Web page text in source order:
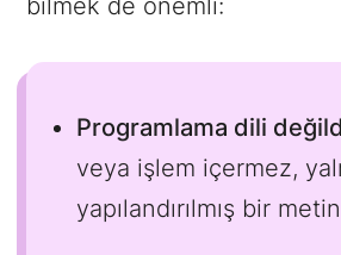
bilmek de önemli:
Programlama dili
veya işlem içermez,
yapılandırılmış bir